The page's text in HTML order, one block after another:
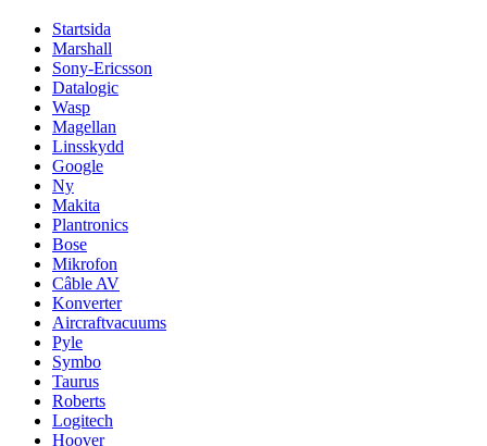
Startsida
Marshall
Sony-Ericsson
Datalogic
Wasp
Magellan
Linsskydd
Google
Ny
Makita
Plantronics
Bose
Mikrofon
Câble AV
Konverter
Aircraftvacuums
Pyle
Symbo
Taurus
Roberts
Logitech
Hoover